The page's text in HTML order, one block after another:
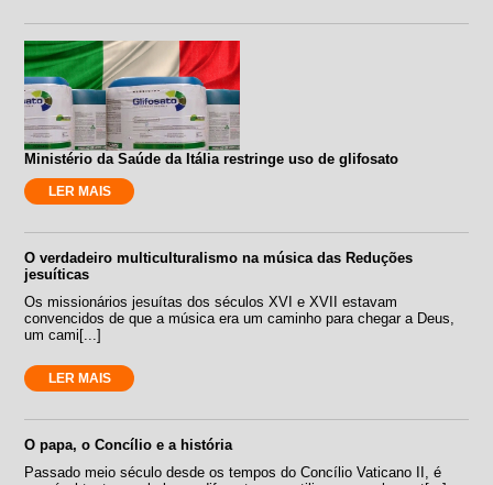
Ministério da Saúde da Itália restringe uso de glifosato
LER MAIS
O verdadeiro multiculturalismo na música das Reduções
jesuíticas
Os missionários jesuítas dos séculos XVI e XVII estavam
convencidos de que a música era um caminho para chegar a Deus,
um cami[...]
LER MAIS
O papa, o Concílio e a história
Passado meio século desde os tempos do Concílio Vaticano II, é